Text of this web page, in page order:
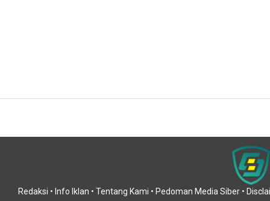
Redaksi • Info Iklan • Tentang Kami • Pedoman Media Siber •